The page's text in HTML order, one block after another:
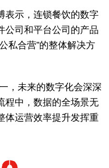
表示，连锁餐饮的数字
公司和平台公司的产品
私合营”的整体解决方
，未来的数字化会深深
程中，数据的全场景无
体运营效率提升发挥重